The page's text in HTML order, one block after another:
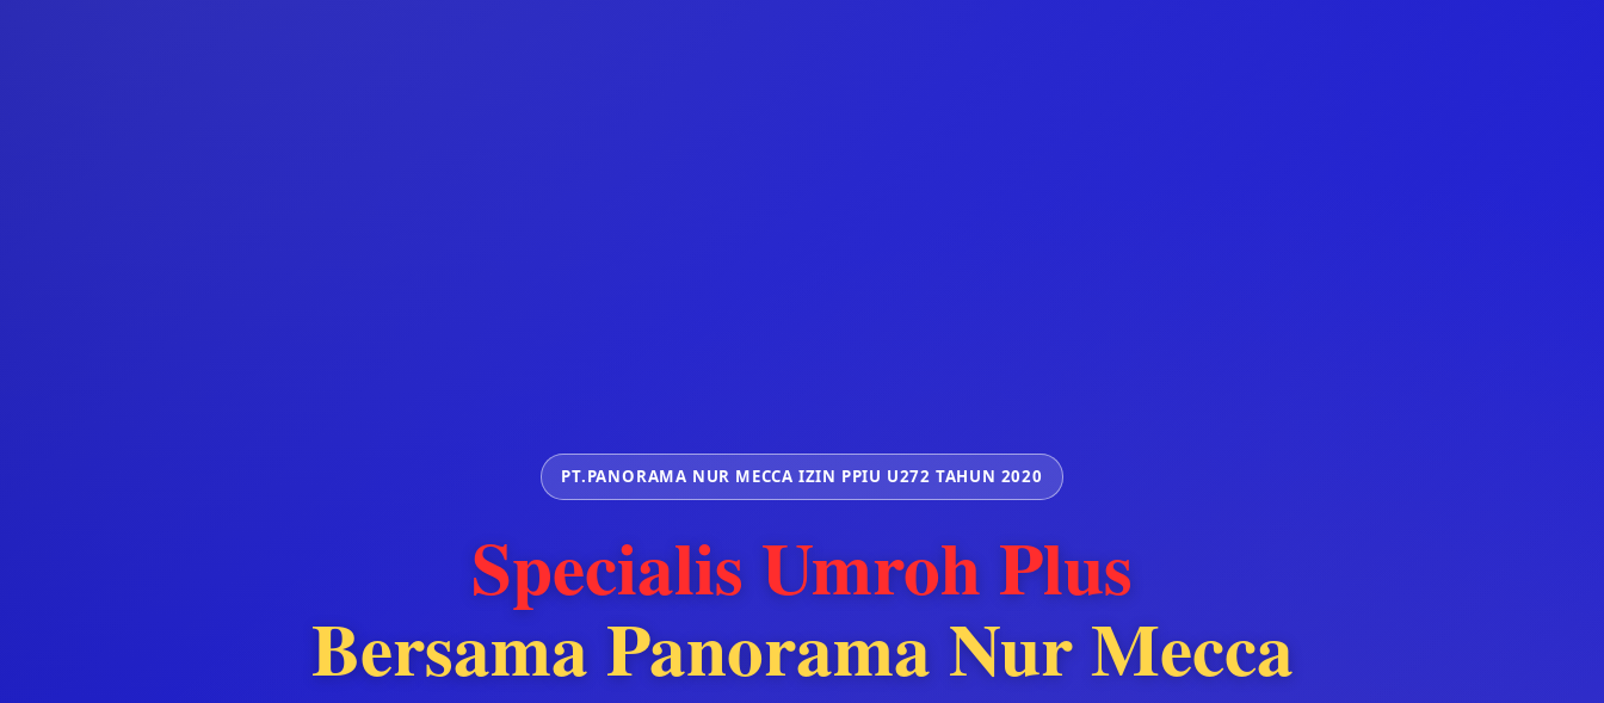
PT.PANORAMA NUR MECCA IZIN PPIU U272 TAHUN 2020
Specialis Umroh Plus
Bersama Panorama Nur Mecca